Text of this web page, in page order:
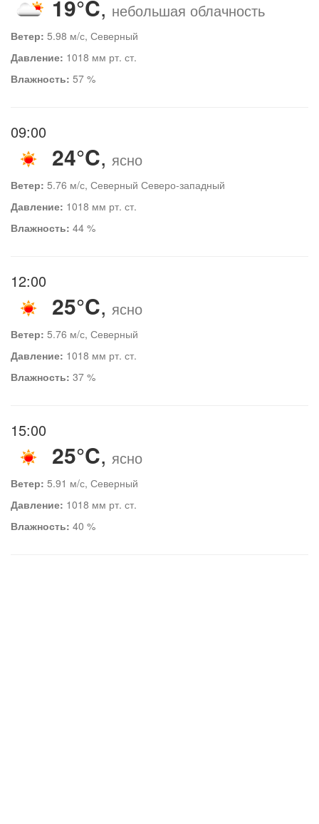
19°C, небольшая облачность
Ветер: 5.98 м/с, Северный
Давление: 1018 мм рт. ст.
Влажность: 57 %
09:00
24°C, ясно
Ветер: 5.76 м/с, Северный Северо-западный
Давление: 1018 мм рт. ст.
Влажность: 44 %
12:00
25°C, ясно
Ветер: 5.76 м/с, Северный
Давление: 1018 мм рт. ст.
Влажность: 37 %
15:00
25°C, ясно
Ветер: 5.91 м/с, Северный
Давление: 1018 мм рт. ст.
Влажность: 40 %